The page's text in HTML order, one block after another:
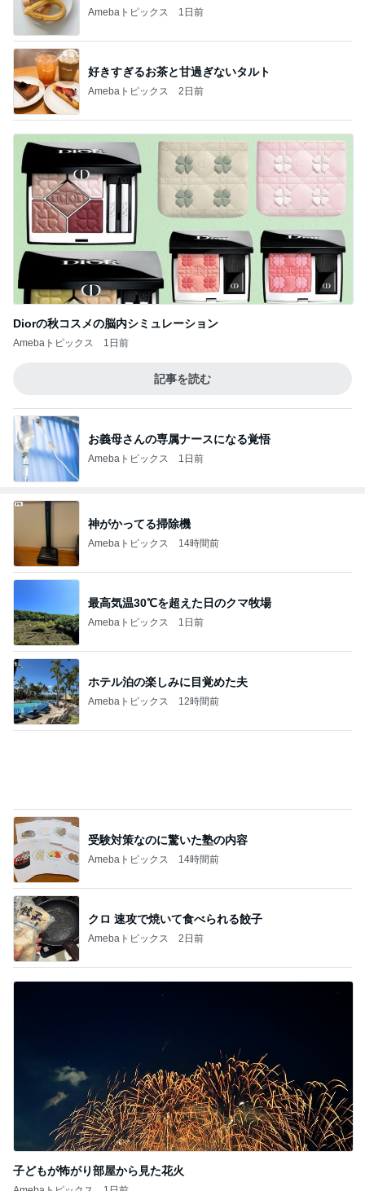
Amebaトピックス 1日前
好きすぎるお茶と甘過ぎないタルト
Amebaトピックス 2日前
Diorの秋コスメの脳内シミュレーション
Amebaトピックス 1日前
記事を読む
お義母さんの専属ナースになる覚悟
Amebaトピックス 1日前
神がかってる掃除機
Amebaトピックス 14時間前
最高気温30℃を超えた日のクマ牧場
Amebaトピックス 1日前
ホテル泊の楽しみに目覚めた夫
Amebaトピックス 12時間前
受験対策なのに驚いた塾の内容
Amebaトピックス 14時間前
クロ 速攻で焼いて食べられる餃子
Amebaトピックス 2日前
子どもが怖がり部屋から見た花火